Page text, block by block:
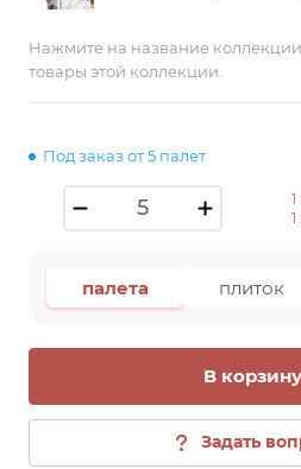
Нажмите на название
товары этой коллекции.
Под заказ от 5 палет
палета плиток
В корзину
Задать